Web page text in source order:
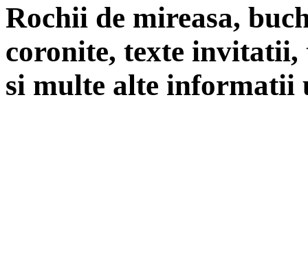
Rochii de mireasa,
coronite, texte
si multe alte informatii